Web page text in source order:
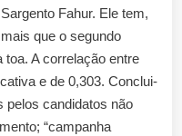
Fahur. Ele tem,
que o segundo
A correlação entre
e de 0,303. Conclui-
pelos candidatos não
“campanha